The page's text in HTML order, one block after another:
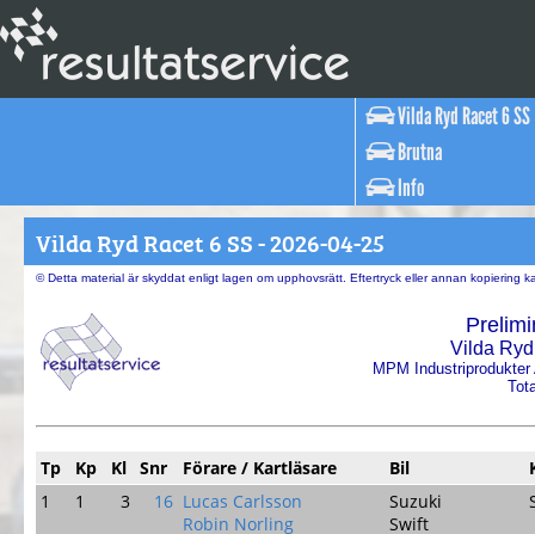
Vilda Ryd Racet 6 SS
Brutna
Info
Vilda Ryd Racet 6 SS - 2026-04-25
© Detta material är skyddat enligt lagen om upphovsrätt. Eftertryck eller annan kopiering
Vilda
MPM
Tp Kp Kl Snr Förare / Kartläsare Bil
1
1 3 16 Lucas Carlsson
Robin Norling
Suzuki
Swift